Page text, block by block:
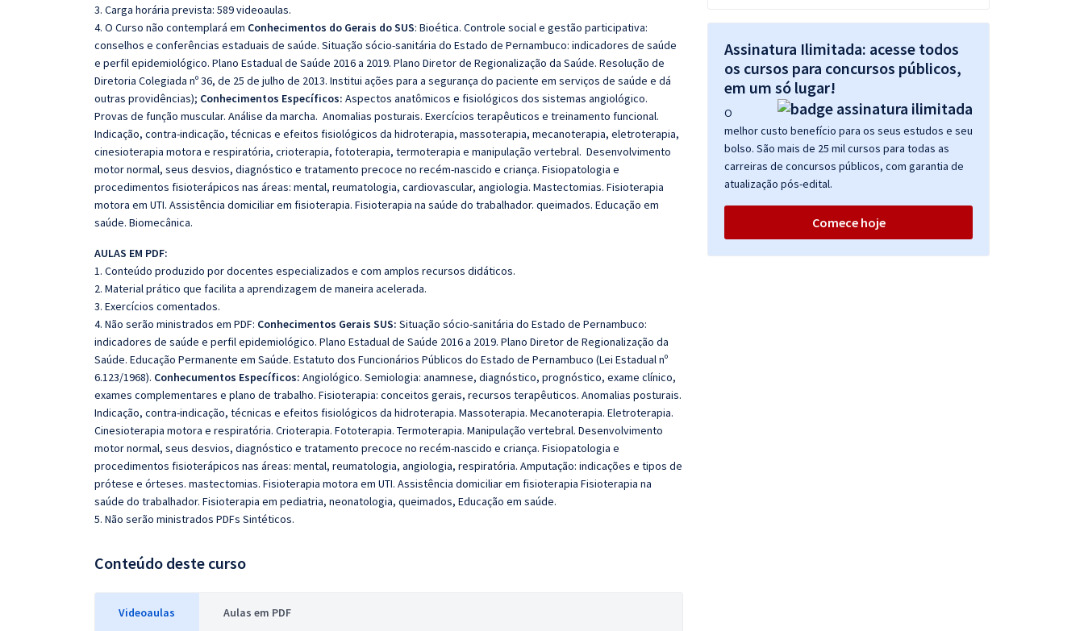
3. Carga horária prevista: 589 videoaulas.
4. O Curso não contemplará em Conhecimentos do Gerais do SUS: Bioética. Controle social e gestão participativa:
conselhos e conferências estaduais de saúde. Situação sócio-sanitária do Estado de Pernambuco: indicadores de saúde
e perfil epidemiológico. Plano Estadual de Saúde 2016 a 2019. Plano Diretor de Regionalização da Saúde. Resolução de
Diretoria Colegiada nº 36, de 25 de julho de 2013. Institui ações para a segurança do paciente em serviços de saúde e dá
outras providências); Conhecimentos Específicos: Aspectos anatômicos e fisiológicos dos sistemas angiológico.
Provas de função muscular. Análise da marcha. Anomalias posturais. Exercícios terapêuticos e treinamento funcional.
Indicação, contra-indicação, técnicas e efeitos fisiológicos da hidroterapia, massoterapia, mecanoterapia, eletroterapia,
cinesioterapia motora e respiratória, crioterapia, fototerapia, termoterapia e manipulação vertebral. Desenvolvimento
motor normal, seus desvios, diagnóstico e tratamento precoce no recém-nascido e criança. Fisiopatologia e
procedimentos fisioterápicos nas áreas: mental, reumatologia, cardiovascular, angiologia. Mastectomias. Fisioterapia
motora em UTI. Assistência domiciliar em fisioterapia. Fisioterapia na saúde do trabalhador. queimados. Educação em
saúde. Biomecânica.
AULAS EM PDF:
1. Conteúdo produzido por docentes especializados e com amplos recursos didáticos.
2. Material prático que facilita a aprendizagem de maneira acelerada.
3. Exercícios comentados.
4. Não serão ministrados em PDF: Conhecimentos Gerais SUS: Situação sócio-sanitária do Estado de Pernambuco:
indicadores de saúde e perfil epidemiológico. Plano Estadual de Saúde 2016 a 2019. Plano Diretor de Regionalização da
Saúde. Educação Permanente em Saúde. Estatuto dos Funcionários Públicos do Estado de Pernambuco (Lei Estadual nº
6.123/1968). Conhecumentos Específicos: Angiológico. Semiologia: anamnese, diagnóstico, prognóstico, exame clínico,
exames complementares e plano de trabalho. Fisioterapia: conceitos gerais, recursos terapêuticos. Anomalias posturais.
Indicação, contra-indicação, técnicas e efeitos fisiológicos da hidroterapia. Massoterapia. Mecanoterapia. Eletroterapia.
Cinesioterapia motora e respiratória. Crioterapia. Fototerapia. Termoterapia. Manipulação vertebral. Desenvolvimento
motor normal, seus desvios, diagnóstico e tratamento precoce no recém-nascido e criança. Fisiopatologia e
procedimentos fisioterápicos nas áreas: mental, reumatologia, angiologia, respiratória. Amputação: indicações e tipos de
prótese e órteses. mastectomias. Fisioterapia motora em UTI. Assistência domiciliar em fisioterapia Fisioterapia na
saúde do trabalhador. Fisioterapia em pediatria, neonatologia, queimados, Educação em saúde.
5. Não serão ministrados PDFs Sintéticos.
Conteúdo deste curso
Videoaulas Aulas em PDF
Assinatura Ilimitada: acesse todos
os cursos para concursos públicos,
em um só lugar!
O
melhor custo benefício para os seus estudos e seu
bolso. São mais de 25 mil cursos para todas as
carreiras de concursos públicos, com garantia de
atualização pós-edital.
Comece hoje